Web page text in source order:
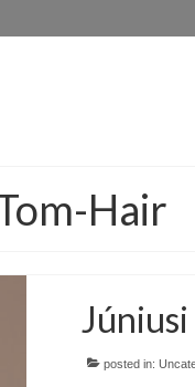
Hair
posted in: